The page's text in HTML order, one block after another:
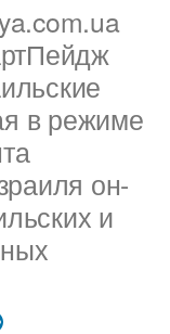
в режиме
он-
и